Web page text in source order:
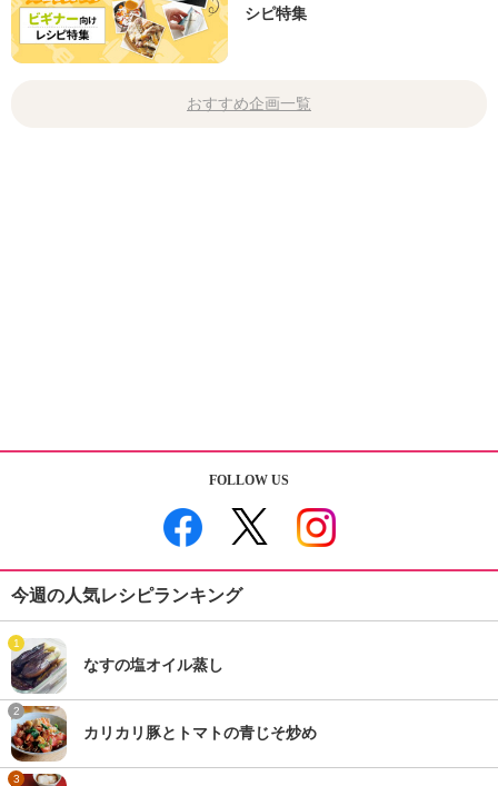
シピ特集
おすすめ企画一覧
FOLLOW US
今週の人気レシピランキング
1
なすの塩オイル蒸し
2
カリカリ豚とトマトの青じそ炒め
3